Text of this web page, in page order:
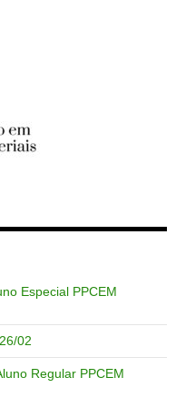
Especial PPCEM
02
Regular PPCEM